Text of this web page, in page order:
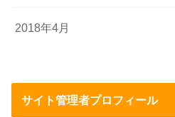
2018年4月
サイト管理者プロフィール